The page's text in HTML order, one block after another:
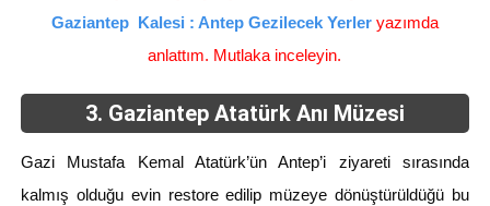
Gaziantep Kalesi : Antep Gezilecek Yerler yazımda
anlattım. Mutlaka inceleyin.
3. Gaziantep Atatürk Anı Müzesi
Gazi Mustafa Kemal Atatürk’ün Antep’i ziyareti sırasında
kalmış olduğu evin restore edilip müzeye dönüştürüldüğü bu